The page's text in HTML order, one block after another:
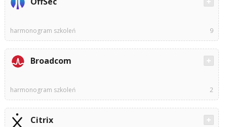
harmonogram szkoleń 9
Broadcom
harmonogram szkoleń 2
Citrix